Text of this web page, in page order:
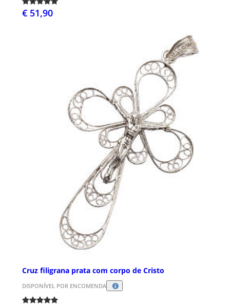
€ 51,90
Cruz filigrana prata com corpo de Cristo
DISPONÍVEL POR ENCOMENDA